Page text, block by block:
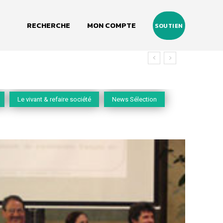
RECHERCHE MON COMPTE SOUTIEN
Le vivant & refaire société News Sélection